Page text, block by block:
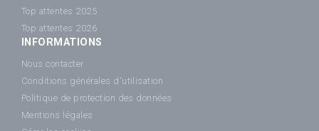
Top attentes 2025
Top attentes 2026
INFORMATIONS
Nous contacter
Conditions générales d'utilisation
Politique de protection des données
Mentions légales